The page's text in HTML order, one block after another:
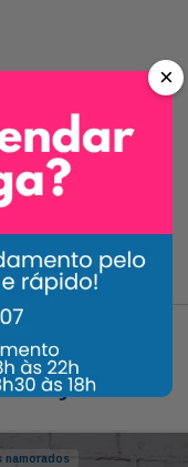
namorados
×